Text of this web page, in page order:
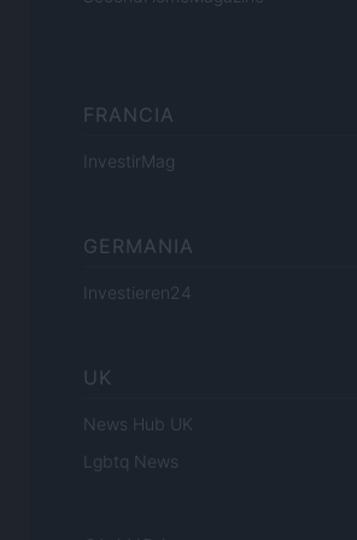
FRANCIA
InvestirMag
GERMANIA
Investieren24
UK
News Hub UK
Lgbtq News